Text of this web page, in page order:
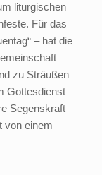
liturgischen
Für das
– hat die
zu Sträußen
Gottesdienst
Segenskraft
von einem